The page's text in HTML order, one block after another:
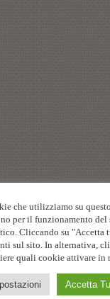
che utilizziamo su
per il funzionamento del
Cliccando su
sul sito. In alternativa,
quali cookie attivare in
Accetta